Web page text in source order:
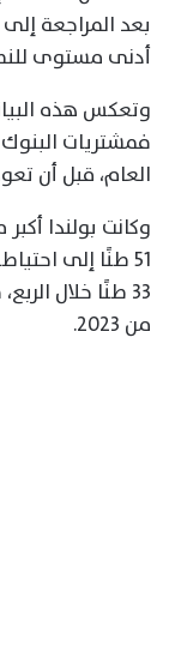
أدنى مستوى للنصف
وتعكس هذه
فمشتريات
العام، قبل أن
وكانت بولندا
51 طنًا إلى
33 طنًا خلال
من 2023.